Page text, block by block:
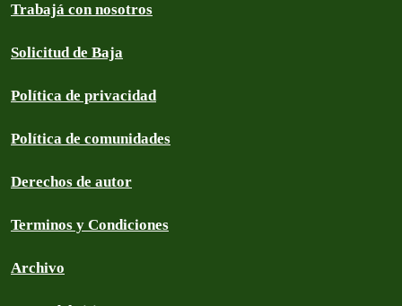
Trabajá con nosotros
Solicitud de Baja
Política de privacidad
Política de comunidades
Derechos de autor
Terminos y Condiciones
Archivo